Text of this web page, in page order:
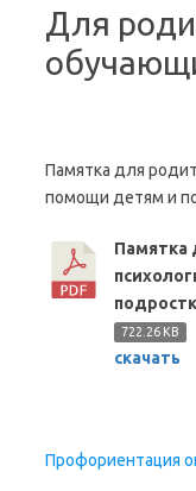
Для
Памятка для
помощи детям и
Памятка
722.26 KB
скачать
Профориентация